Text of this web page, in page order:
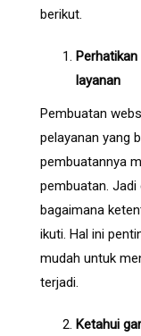
berikut.
layanan
Pembuatan
pelayanan yang
pembuatannya
pembuatan. Jadi
bagaimana
ikuti. Hal ini
mudah untuk
terjadi.
Ketahui